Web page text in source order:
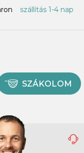
szállítás 1-4 nap
SZÁKOLOM